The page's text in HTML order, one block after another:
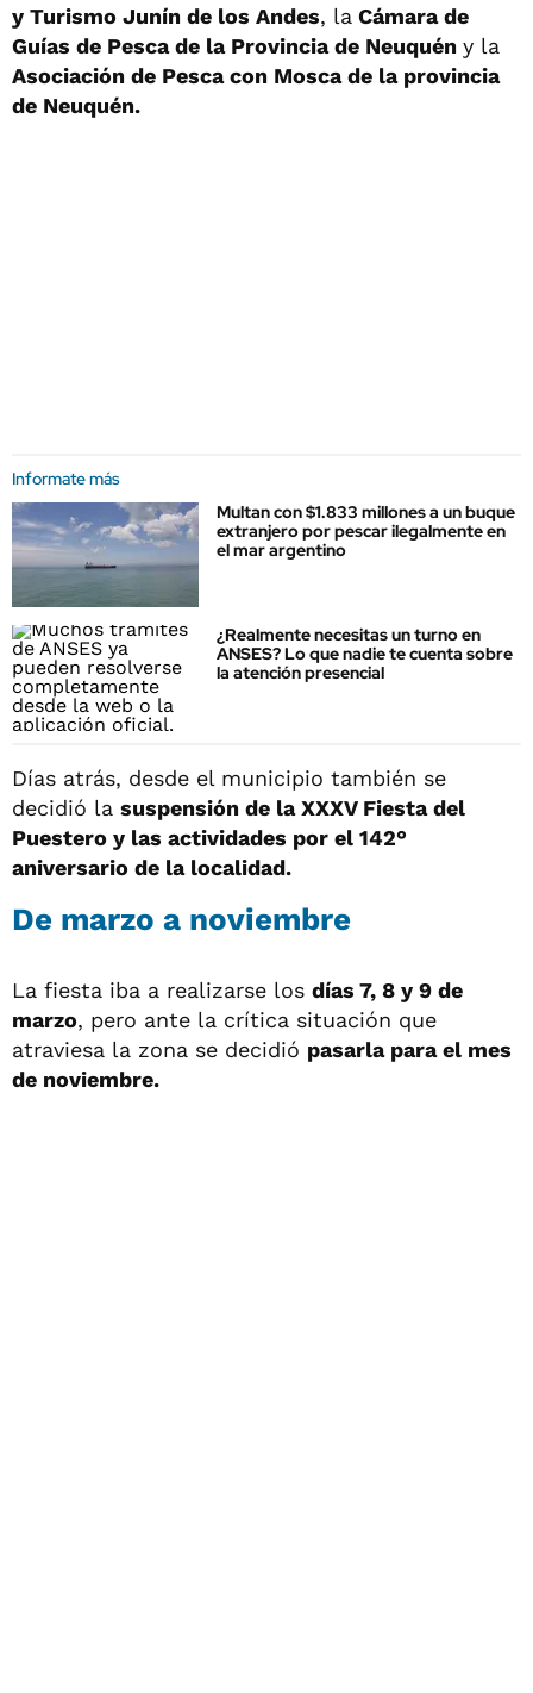
y Turismo Junín de los Andes, la Cámara de
Guías de Pesca de la Provincia de Neuquén y la
Asociación de Pesca con Mosca de la provincia
de Neuquén.
Informate más
Multan con $1.833 millones a un buque
extranjero por pescar ilegalmente en
el mar argentino
¿Realmente necesitas un turno en
ANSES? Lo que nadie te cuenta sobre
la atención presencial
Días atrás, desde el municipio también se
decidió la suspensión de la XXXV Fiesta del
Puestero y las actividades por el 142°
aniversario de la localidad.
De marzo a noviembre
La fiesta iba a realizarse los días 7, 8 y 9 de
marzo, pero ante la crítica situación que
atraviesa la zona se decidió pasarla para el mes
de noviembre.